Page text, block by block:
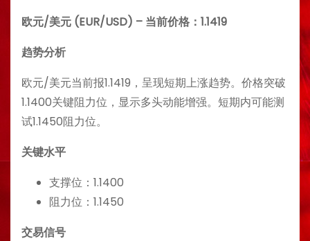
欧元/美元 (EUR/USD) – 当前价格：1.1419
趋势分析
欧元/美元当前报1.1419，呈现短期上涨趋势。价格突破
1.1400关键阻力位，显示多头动能增强。短期内可能测
试1.1450阻力位。
关键水平
支撑位：1.1400
阻力位：1.1450
交易信号